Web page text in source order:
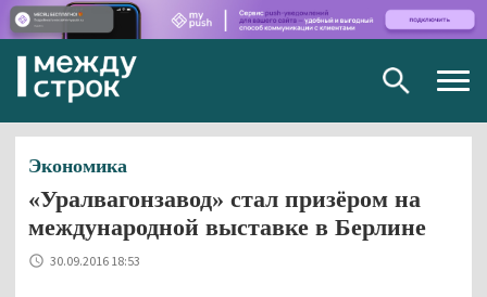
Экономика
«Уралвагонзавод» стал призёром на
международной выставке в Берлине
30.09.2016 18:53